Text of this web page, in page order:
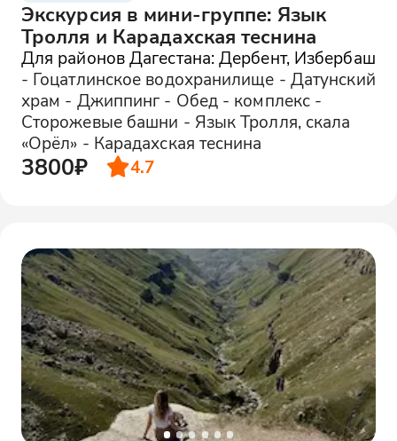
Экскурсия в мини-группе: Язык
Тролля и Карадахская теснина
Для районов Дагестана: Дербент, Избербаш
- Гоцатлинское водохранилище - Датунский
храм - Джиппинг - Обед - комплекс -
Сторожевые башни - Язык Тролля, скала
«Орёл» - Карадахская теснина
3800₽ 4.7